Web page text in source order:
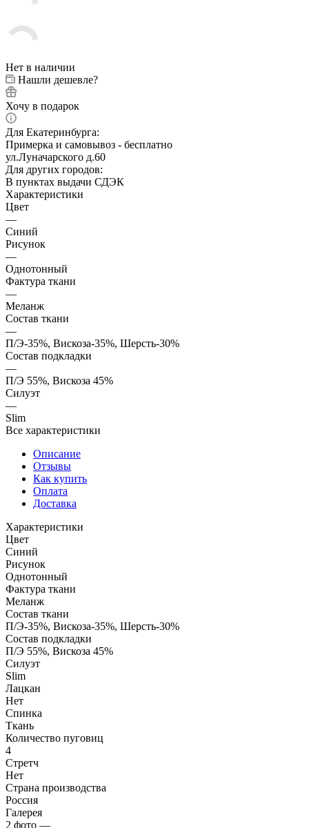
Нет в наличии
Нашли дешевле?
Хочу в подарок
Для Екатеринбурга:
Примерка и самовывоз - бесплатно
ул.Луначарского д.60
Для других городов:
В пунктах выдачи СДЭК
Характеристики
Цвет
—
Синий
Рисунок
—
Однотонный
Фактура ткани
—
Меланж
Состав ткани
—
П/Э-35%, Вискоза-35%, Шерсть-30%
Состав подкладки
—
П/Э 55%, Вискоза 45%
Силуэт
—
Slim
Все характеристики
Описание
Отзывы
Как купить
Оплата
Доставка
Характеристики
Цвет
Синий
Рисунок
Однотонный
Фактура ткани
Меланж
Состав ткани
П/Э-35%, Вискоза-35%, Шерсть-30%
Состав подкладки
П/Э 55%, Вискоза 45%
Силуэт
Slim
Лацкан
Нет
Спинка
Ткань
Количество пуговиц
4
Стретч
Нет
Страна производства
Россия
Галерея
2 фото —